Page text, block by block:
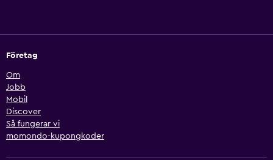
Företag
Om
Jobb
Mobil
Discover
Så fungerar vi
momondo-kupongkoder